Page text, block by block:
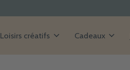
Loisirs créatifs Cadeaux